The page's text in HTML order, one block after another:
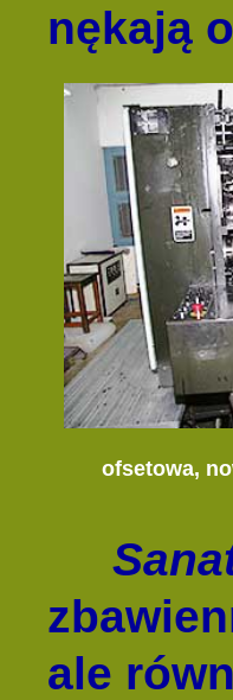
nękają
ofsetowa,
ale